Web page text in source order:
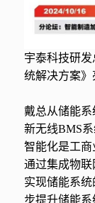
宇泰科技研
统解决方案》
戴总从储能系
新无线BMS
智能化是工商
通过集成物
实现储能系
步提升储能系